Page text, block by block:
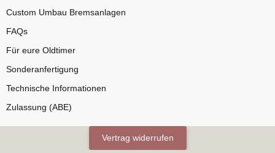
Custom Umbau Bremsanlagen
FAQs
Für eure Oldtimer
Sonderanfertigung
Technische Informationen
Zulassung (ABE)
Vertrag widerrufen